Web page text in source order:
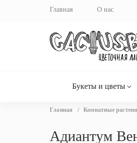
Главная О нас
Букеты и цветы
Вы
Главная / Комнатные
Адиантум